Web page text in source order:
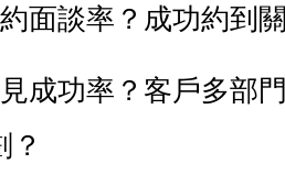
面談率？成功約到
成功率？客戶多部
？